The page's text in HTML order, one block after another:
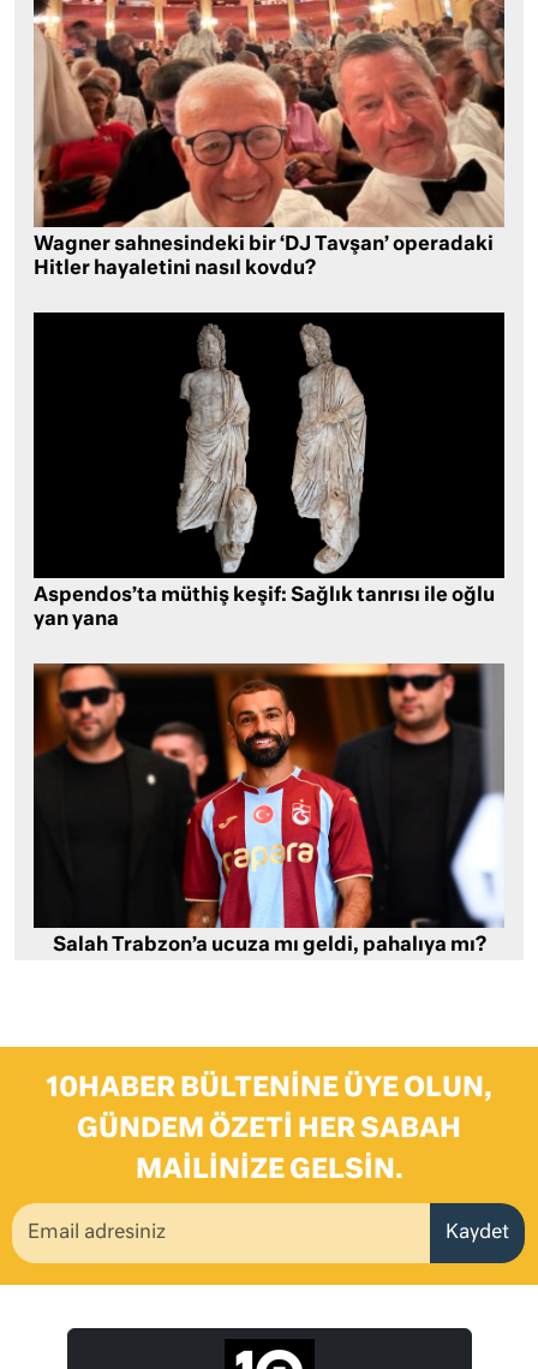
Wagner sahnesindeki bir ‘DJ Tavşan’ operadaki
Hitler hayaletini nasıl kovdu?
Aspendos’ta müthiş keşif: Sağlık tanrısı ile oğlu
yan yana
Salah Trabzon’a ucuza mı geldi, pahalıya mı?
10HABER BÜLTENINE ÜYE OLUN,
GÜNDEM ÖZETI HER SABAH
MAILINIZE GELSIN.
Kaydet